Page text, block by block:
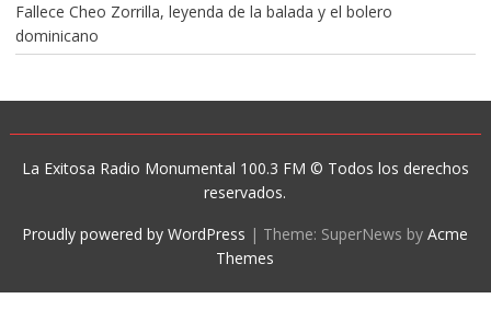
Fallece Cheo Zorrilla, leyenda de la balada y el bolero
dominicano
La Exitosa Radio Monumental 100.3 FM © Todos los derechos
reservados.
Proudly powered by WordPress | Theme: SuperNews byAcme
Themes